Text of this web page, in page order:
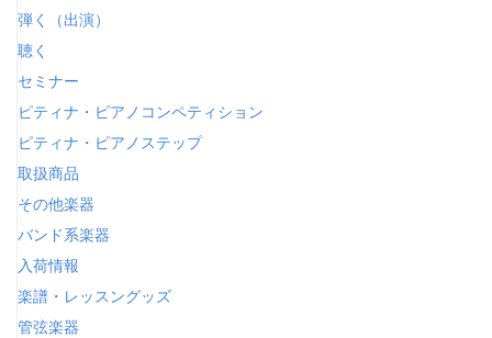
弾く（出演）
聴く
セミナー
ピティナ・ピアノコンペティション
ピティナ・ピアノステップ
取扱商品
その他楽器
バンド系楽器
入荷情報
楽譜・レッスングッズ
管弦楽器